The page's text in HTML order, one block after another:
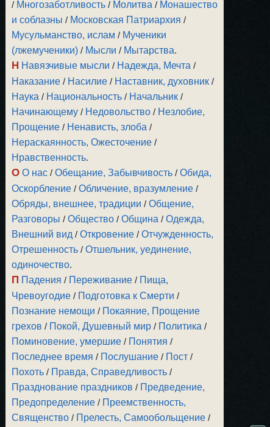
/ Многозаботливость / Молитва / Монашество
и соблазны / Московская Патриархия /
Мусульманство, ислам / Мученики
(лжемученики) / Мысли / Мытарства.
Н Навязчивые мысли / Надежда, Мечта /
Наказание / Насилие / Наставник, духовник /
Наука / Национальность / Начальник /
Начинающему / Недовольство / Незлобие,
Прощение / Ненависть, злоба /
Нераскаянность, Ожесточение /
Нравственность.
О О нас /Обещание, Забывчивость /Обида,
Оскорбление /Обличение, вразумление /
Обряды, внешнее, традиции /Общение,
Разговоры /Общество /Община /Одежда,
Внешний вид /Откровение /Отчужденность,
Отрешенность /Отшельник, уединение,
одиночество.
П Падения / Переживание / Пища,
Чревоугодие / Подготовка к Смерти /
Познание немощи / Покаяние, Прощение
грехов / Покой, Душевный мир / Политика /
Поминовение, умершие / Понятия /
Последнее время / Послушание / Пост /
Похоть / Правда, Справедливость /
Празднование праздников / Предведение,
Предопределение / Преемственность,
Священство / Прелесть, Самообольщение /